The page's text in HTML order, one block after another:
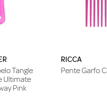
Tangle
Ultimate
Pink
RICCA
Pente Garfo